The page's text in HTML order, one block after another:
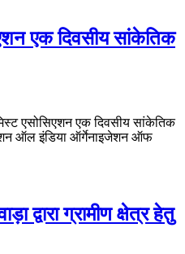
एक दिवसीय सांकेतिक
एसोसिएशन एक दिवसीय सांकेतिक
ऑल इंडिया ऑर्गेनाइजेशन ऑफ
द्वारा ग्रामीण क्षेत्र हेतु